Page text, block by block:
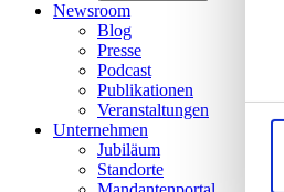
Newsroom
Blog
Presse
Podcast
Publikationen
Veranstaltungen
Unternehmen
Jubiläum
Standorte